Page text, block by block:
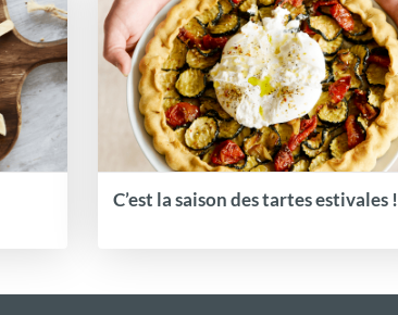
C’est la saison des tartes estivales !